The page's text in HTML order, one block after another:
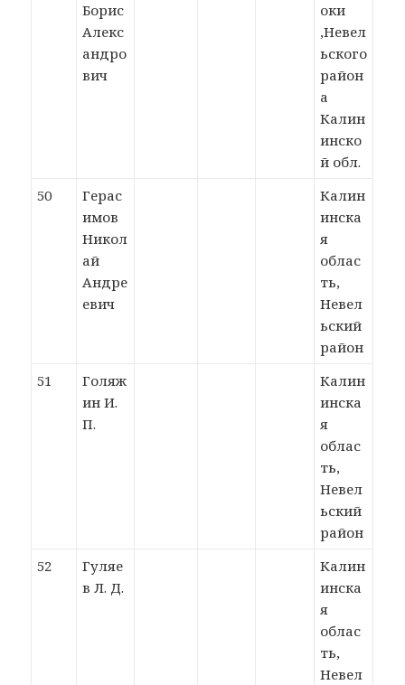
Борис
Алекс
андро
вич
оки
,Невел
ьского
район
а
Калин
инско
й обл.
50
Герас
имов
Никол
ай
Андре
евич
Калин
инска
я
облас
ть,
Невел
ьский
район
51
Голяж
ин И.
П.
Калин
инска
я
облас
ть,
Невел
ьский
район
52
Гуляе
в Л. Д.
Калин
инска
я
облас
ть,
Невел